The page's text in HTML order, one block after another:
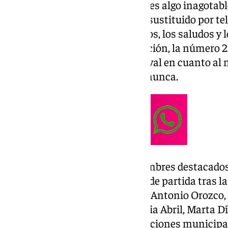
Parece ser que el fenómeno fan es algo
de hace unos años ya se hayan sustituido por
la mayoría de los casos. Los focos, los saludos
inauguración de esta nueva edición, la número
marcada por un récord del festival en cuanto
más presencia de mujeres que nunca.
Por la alfombra han pasado nombres
película ‘La deuda’ como punto de partida
rostros como Paula Echevarría, Antonio
Dulceida, Martita de Graná, Silvia Abril, Marta
muchos artistas junto a instituciones